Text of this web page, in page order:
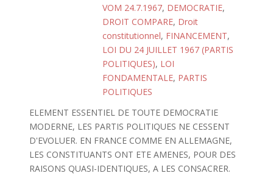
VOM 24.7.1967, DEMOCRATIE,
DROIT COMPARE, Droit
constitutionnel, FINANCEMENT,
LOI DU 24 JUILLET 1967 (PARTIS
POLITIQUES), LOI
FONDAMENTALE, PARTIS
POLITIQUES
ELEMENT ESSENTIEL DE TOUTE DEMOCRATIE
MODERNE, LES PARTIS POLITIQUES NE CESSENT
D'EVOLUER. EN FRANCE COMME EN ALLEMAGNE,
LES CONSTITUANTS ONT ETE AMENES, POUR DES
RAISONS QUASI-IDENTIQUES, A LES CONSACRER.